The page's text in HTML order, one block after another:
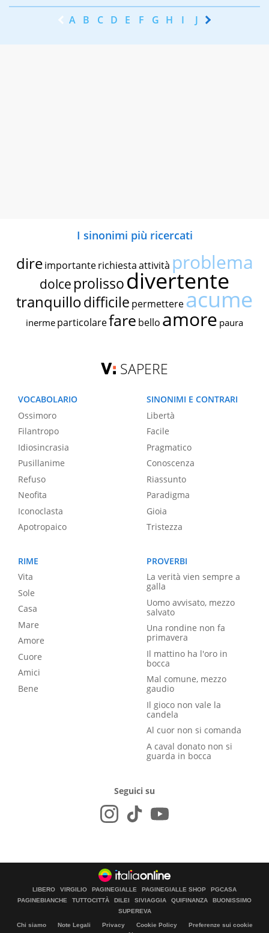
A B C D E F G H I J K
I sinonimi più ricercati
dire importante richiestaattività problema
dolce prolissodivertente
tranquillodifficile permettereacume
inerme particolarefare bello amore paura
SAPERE
VOCABOLARIO
Ossimoro
Filantropo
Idiosincrasia
Pusillanime
Refuso
Neofita
Iconoclasta
Apotropaico
SINONIMI E CONTRARI
Libertà
Facile
Pragmatico
Conoscenza
Riassunto
Paradigma
Gioia
Tristezza
RIME
Vita
Sole
Casa
Mare
Amore
Cuore
Amici
Bene
PROVERBI
La verità vien sempre a
galla
Uomo avvisato, mezzo
salvato
Una rondine non fa
primavera
Il mattino ha l'oro in
bocca
Mal comune, mezzo
gaudio
Il gioco non vale la
candela
Al cuor non si comanda
A caval donato non si
guarda in bocca
Seguici su
LIBERO VIRGILIO PAGINEGIALLE PAGINEGIALLE SHOP
PGCASA
PAGINEBIANCHE
TUTTOCITTÀ DILEI SIVIAGGIA QUIFINANZA
BUONISSIMO
SUPEREVA
Chi siamo Note Legali Privacy Cookie Policy
Preferenze sui cookie